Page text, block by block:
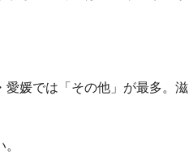
媛では「その他」が最多。滋